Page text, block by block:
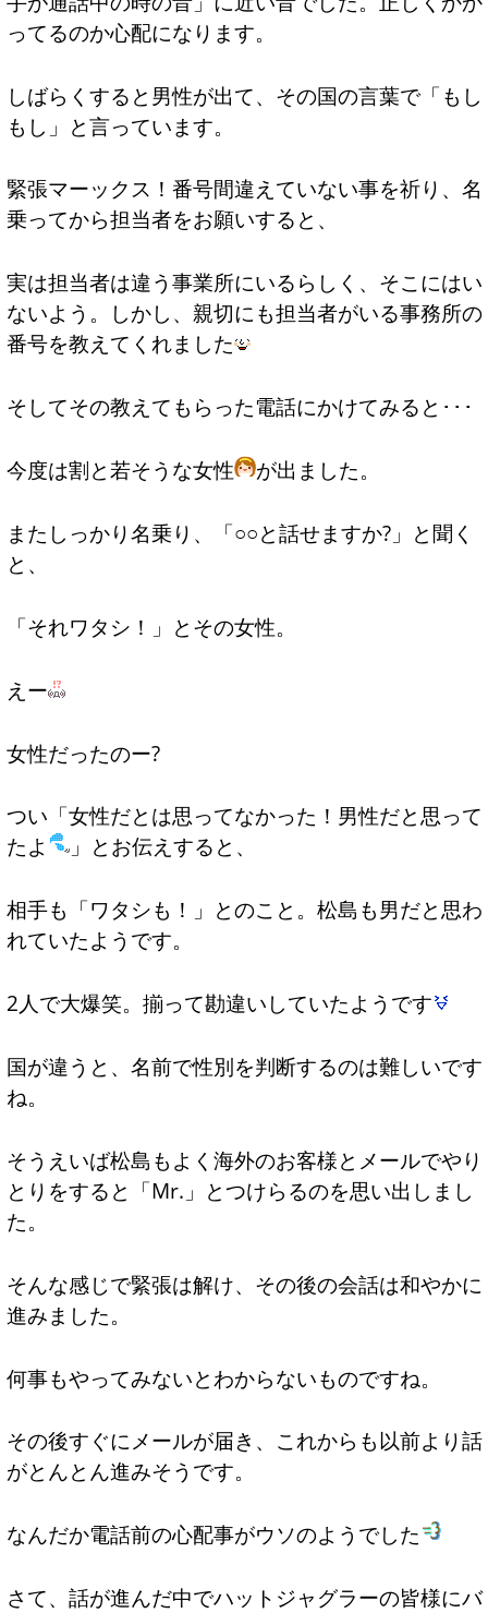
ってるのか心配になります。
しばらくすると男性が出て、その国の言葉で「もし
もし」と言っています。
緊張マーックス！番号間違えていない事を祈り、名
乗ってから担当者をお願いすると、
実は担当者は違う事業所にいるらしく、そこにはい
ないよう。しかし、親切にも担当者がいる事務所の
番号を教えてくれました
そしてその教えてもらった電話にかけてみると･･･
今度は割と若そうな女性 が出ました。
またしっかり名乗り、「○○と話せますか?」と聞く
と、
「それワタシ！」とその女性。
えー
女性だったのー?
つい「女性だとは思ってなかった！男性だと思って
たよ
」とお伝えすると、
相手も「ワタシも！」とのこと。松島も男だと思わ
れていたようです。
2人で大爆笑。揃って勘違いしていたようです
国が違うと、名前で性別を判断するのは難しいです
ね。
そうえいば松島もよく海外のお客様とメールでやり
とりをすると「Mr.」とつけらるのを思い出しまし
た。
そんな感じで緊張は解け、その後の会話は和やかに
進みました。
何事もやってみないとわからないものですね。
その後すぐにメールが届き、これからも以前より話
がとんとん進みそうです。
なんだか電話前の心配事がウソのようでした
さて、話が進んだ中でハットジャグラーの皆様にバ